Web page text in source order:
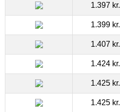
1.397 kr.
1.399 kr.
1.407 kr.
1.424 kr.
1.425 kr.
1.425 kr.